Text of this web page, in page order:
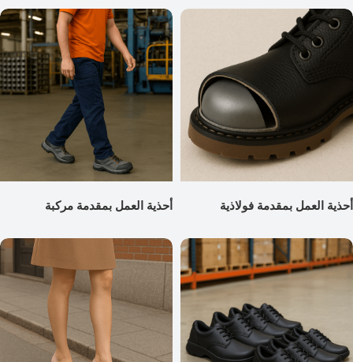
أحذية العمل بمقدمة فولاذية أحذية العمل بمقدمة مركبة